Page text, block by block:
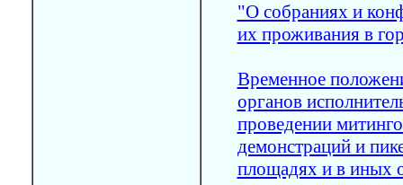
"О собраниях и
их проживания в
Временное
органов
проведении
демонстраций и
площадях и в иных